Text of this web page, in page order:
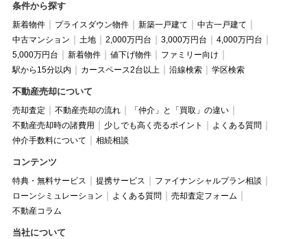
条件から探す
新着物件 プライスダウン物件 新築一戸建て
中古一戸建て
中古マンション
土地 2,000万円台 3,000万円台
4,000万円台
5,000万円台
新着物件 値下げ物件
ファミリー向け
駅から15分以内
カースペース2台以上 沿線検索 学区検索
不動産売却について
売却査定 不動産売却の流れ
「仲介」と「買取」の違い
不動産売却時の諸費用
少しでも高く売るポイント
よくある質問
仲介手数料について
相続相談
コンテンツ
特典・無料サービス 提携サービス
ファイナンシャルプラン相談
ローンシミュレーション
よくある質問
売却査定フォーム
不動産コラム
当社について